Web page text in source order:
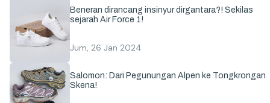
Beneran dirancang insinyur dirgantara?! Sekilas
sejarah Air Force 1!
Jum, 26 Jan 2024
Salomon: Dari Pegunungan Alpen ke Tongkrongan
Skena!